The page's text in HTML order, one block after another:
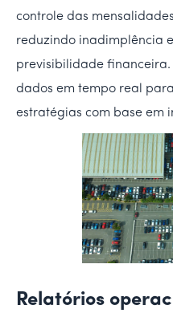
controle das
reduzindo inadimplência
previsibilidade financeira.
dados em tempo real
estratégias com base em
Relatórios